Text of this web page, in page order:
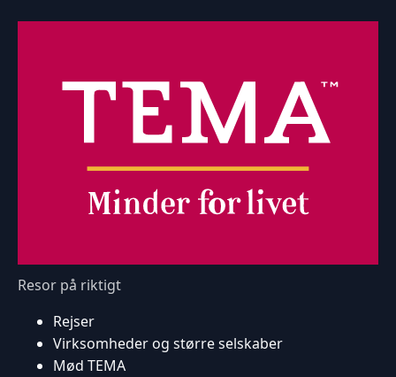
Resor på riktigt
Rejser
Virksomheder og større selskaber
Mød TEMA